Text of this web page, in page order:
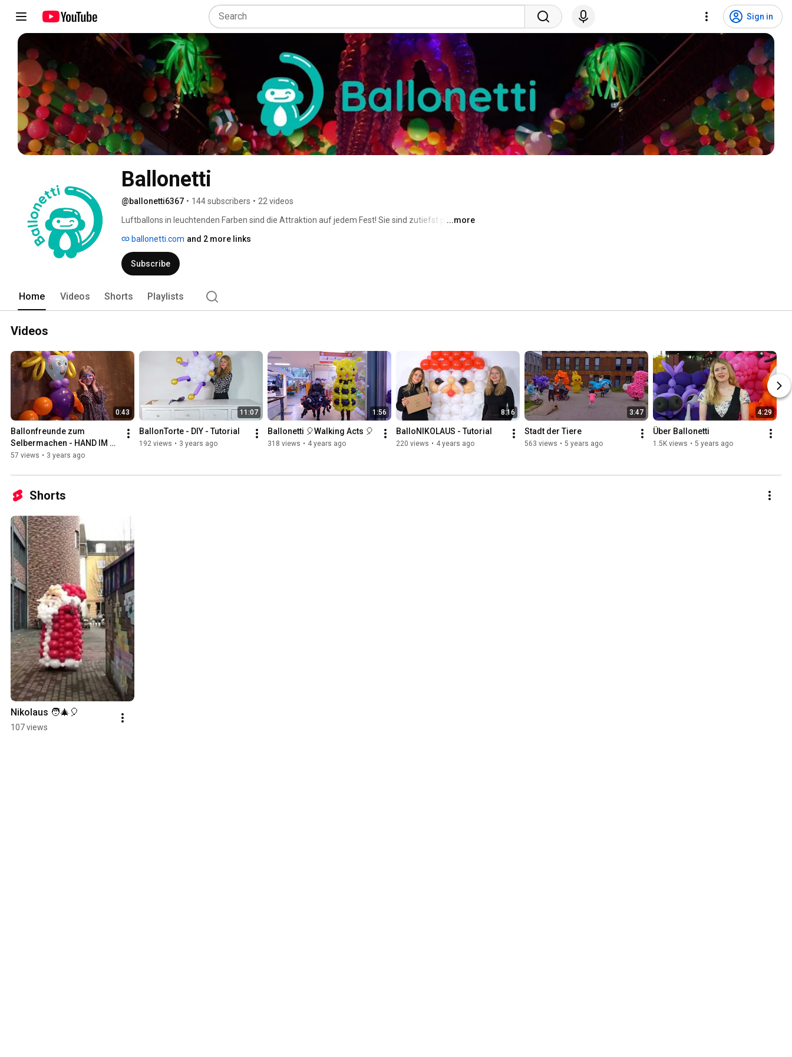
Sign in
Ballonetti
@ballonetti6367 • 144 subscribers • 22 videos
Luftballons in leuchtenden Farben sind die Attraktion auf jedem Fest! Sie sind zutiefst positiv
Ballonkünstlerin unterwegs und möchte Euch mit bunter Ballonmagie verzaubern. Lasst Euch
von meinen Walk Acts und Installationen inspirieren oder Do it Yourself! Schaut die Tutorials,
bestellt Euch ein Bastelset in meinem Online-Shop und überrascht Eure Freunde beim nächsten
...more
ballonetti.com and 2 more links
Subscribe
Home Videos Shorts Playlists
Videos
0:43
Ballonfreunde zum
Selbermachen - HAND IM
GLÜCK - DIY BOX - meets
57 views • 3 years ago
11:07
BallonTorte - DIY - Tutorial
192 views • 3 years ago
1:56
Ballonetti 🎈Walking Acts 🎈
318 views • 4 years ago
8:16
BalloNIKOLAUS - Tutorial
220 views • 4 years ago
3:47
Stadt der Tiere
563 views • 5 years ago
4:29
Über Ballonetti
1.5K views • 5 years ago
Shorts
Nikolaus 🧑‍🎄🎈
107 views